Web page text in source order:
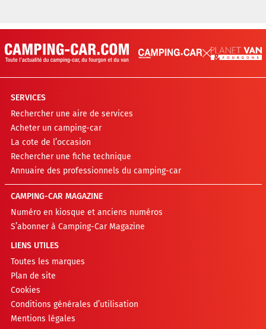
SERVICES
Rechercher une aire de services
Acheter un camping-car
La cote de l’occasion
Rechercher une fiche technique
Annuaire des professionnels du camping-car
CAMPING-CAR MAGAZINE
Numéro en kiosque et anciens numéros
S’abonner à Camping-Car Magazine
LIENS UTILES
Toutes les marques
Plan de site
Cookies
Conditions générales d’utilisation
Mentions légales